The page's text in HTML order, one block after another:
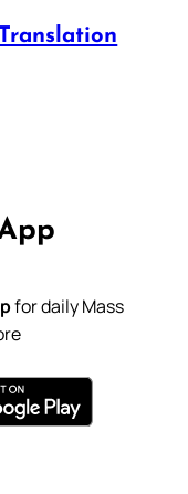
for daily Mass